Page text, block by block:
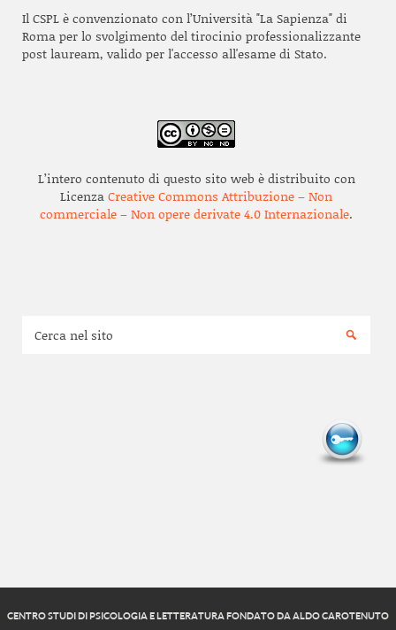
Il CSPL è convenzionato con l’Università "La Sapienza" di
Roma per lo svolgimento del tirocinio professionalizzante
post lauream, valido per l'accesso all'esame di Stato.
L’intero contenuto di questo sito web è distribuito con
LicenzaCreative Commons Attribuzione – Non
commerciale – Non opere derivate 4.0 Internazionale.
CENTRO STUDI DI PSICOLOGIA E LETTERATURA FONDATO DA ALDO CAROTENUTO